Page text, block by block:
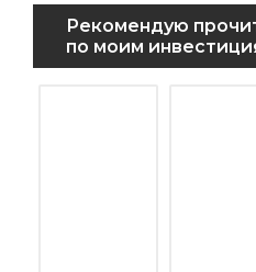
Рекомендую
по моим